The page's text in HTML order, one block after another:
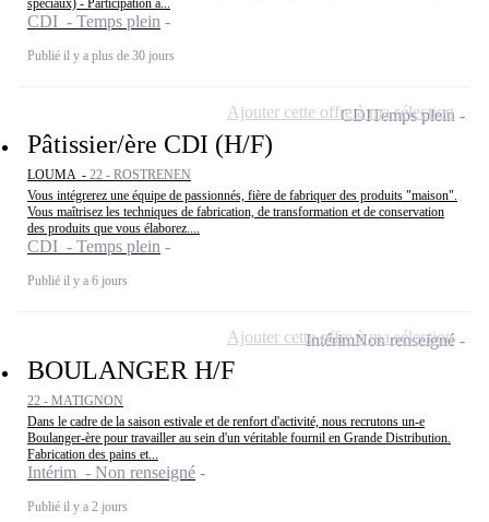
CDI - Temps plein
Publié il y a plus de 30 jours
Pâtissier/ère CDI (H/F)
LOUMA - 22 - ROSTRENEN
Vous intégrerez une équipe de passionnés, fière de fabriquer des produits "maison".
Vous maîtrisez les techniques de fabrication, de transformation et de conservation
des produits que vous élaborez....
CDI - Temps plein
Publié il y a 6 jours
CDITemps plein
Ajouter cette offre à ma sélection
BOULANGER H/F
22 - MATIGNON
Dans le cadre de la saison estivale et de renfort d'activité, nous recrutons un-e
Boulanger-ère pour travailler au sein d'un véritable fournil en Grande Distribution.
Fabrication des pains et...
Intérim - Non renseigné
Publié il y a 2 jours
IntérimNon renseigné
Ajouter cette offre à ma sélection